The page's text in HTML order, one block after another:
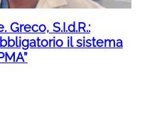
S.I.d.R.:
il sistema